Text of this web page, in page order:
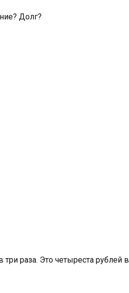
Долг?
раза. Это четыреста рублей в